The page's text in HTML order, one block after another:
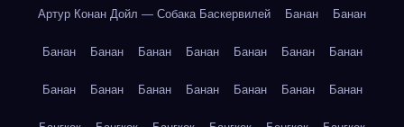
Артур Конан Дойл — Собака Баскервилей Банан Банан
Банан Банан Банан Банан Банан Банан Банан
Банан Банан Банан Банан Банан Банан Банан